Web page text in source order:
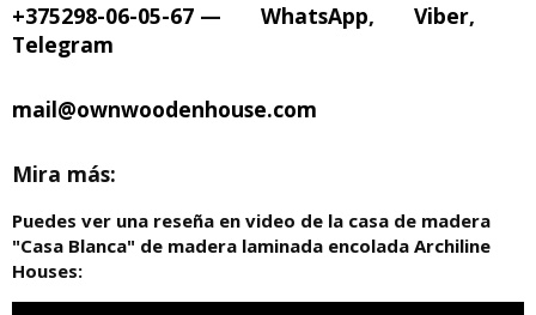
+375298-06-05-67 — WhatsApp, Viber,
Telegram
mail@ownwoodenhouse.com
Mira más:
Puedes ver una reseña en video de la casa de madera
"Casa Blanca" de madera laminada encolada Archiline
Houses: